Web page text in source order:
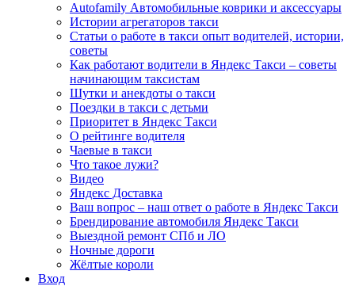
Autofamily Автомобильные коврики и аксессуары
Истории агрегаторов такси
Статьи о работе в такси опыт водителей, истории,
советы
Как работают водители в Яндекс Такси – советы
начинающим таксистам
Шутки и анекдоты о такси
Поездки в такси с детьми
Приоритет в Яндекс Такси
О рейтинге водителя
Чаевые в такси
Что такое лужи?
Видео
Яндекс Доставка
Ваш вопрос – наш ответ о работе в Яндекс Такси
Брендирование автомобиля Яндекс Такси
Выездной ремонт СПб и ЛО
Ночные дороги
Жёлтые короли
Вход